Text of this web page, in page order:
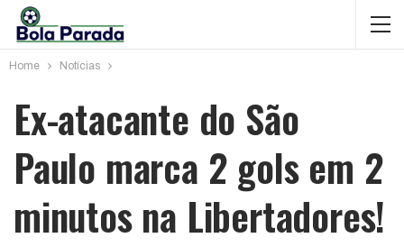
Home Notícias
Ex-atacante do São
Paulo marca 2 gols em 2
minutos na Libertadores!